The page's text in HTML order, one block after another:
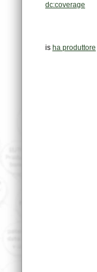
dc:coverage
is ha produttore